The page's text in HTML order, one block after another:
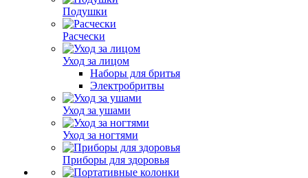
Подушки
Расчески
Уход за лицом
Наборы для бритья
Электробритвы
Уход за ушами
Уход за ногтями
Приборы для здоровья